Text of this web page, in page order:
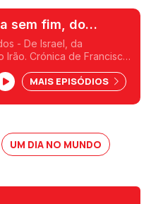
sem fim, do
povo do Líbano
- De Israel, da
Irão. Crónica de Francisco
MAIS EPISÓDIOS
UM DIA NO MUNDO